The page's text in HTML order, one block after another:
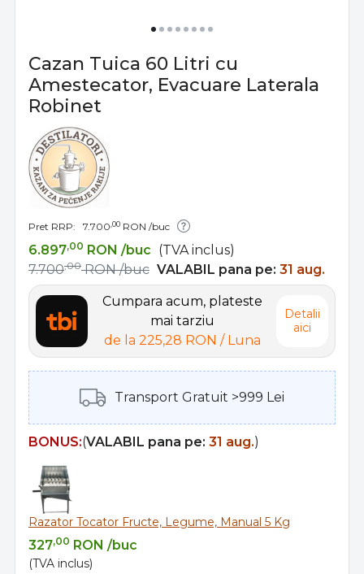
Cazan Tuica 60 Litri cu
Amestecator, Evacuare Laterala
Robinet
Pret RRP: 7.700,00 RON /buc
6.897,00 RON /buc (TVA inclus)
7.700,00 RON /buc VALABIL pana pe: 31 aug.
Cumpara acum, plateste
mai tarziu
de la 225,28 RON / Luna
Detalii
aici
Transport Gratuit >999 Lei
BONUS:(VALABIL pana pe: 31 aug.)
Razator Tocator Fructe, Legume, Manual 5 Kg
327,00 RON /buc
(TVA inclus)